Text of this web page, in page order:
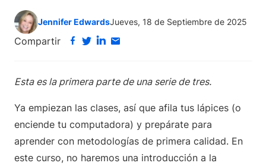
Jennifer EdwardsJueves, 18 de Septiembre de 2025
Compartir
Esta es la primera parte de una serie de tres.
Ya empiezan las clases, así que afila tus lápices (o
enciende tu computadora) y prepárate para
aprender con metodologías de primera calidad. En
este curso, no haremos una introducción a la